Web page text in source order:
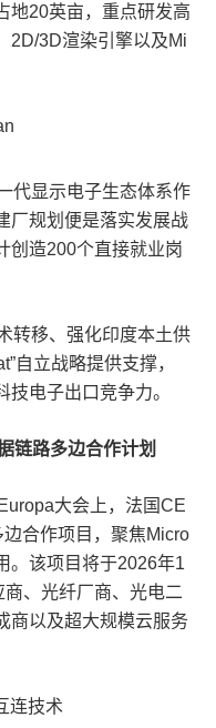
地20英亩，重点研发高
2D/3D渲染引擎以及Mi
代显示电子生态体系作
厂规划便是落实发展战
创造200个直接就业岗
转移、强化印度本土供
自立战略提供支撑，
电子出口竞争力。
链路多边合作计划
大会上，法国CE
合作项目，聚焦Micro
。该项目将于2026年1
、光纤厂商、光电二
商以及超大规模云服务